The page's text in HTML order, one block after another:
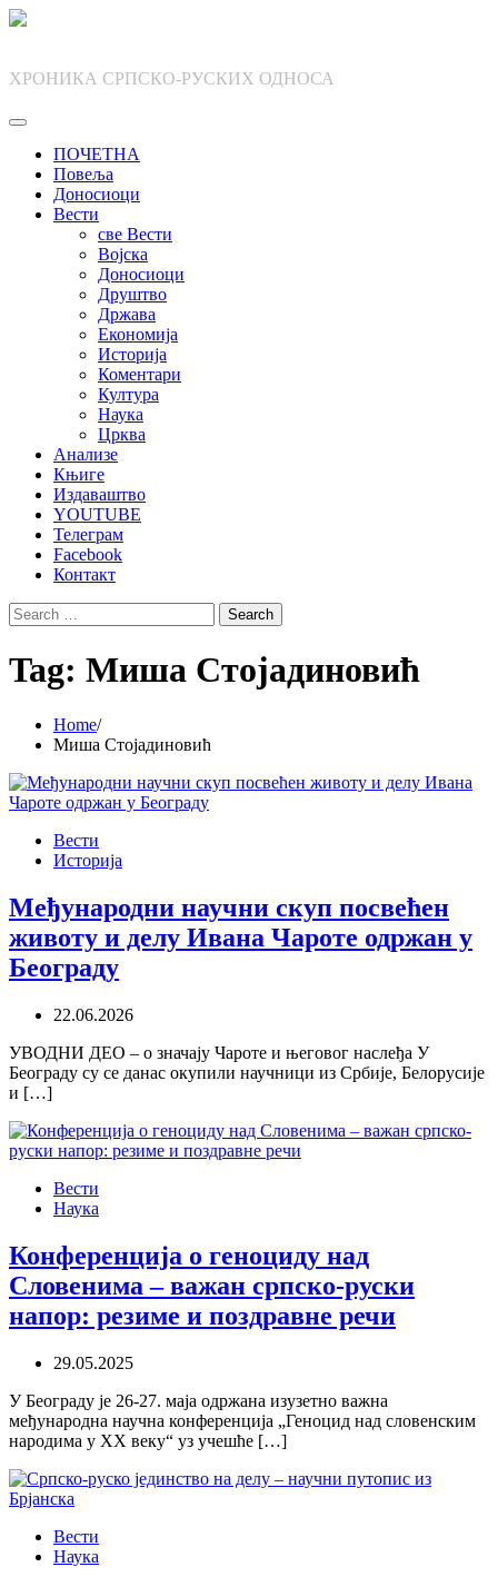
Skip
ХРОНИКА СРПСКО-РУСКИХ ОДНОСА
ПОЧЕТНА
Повеља
Доносиоци
Вести
све Вести
Војска
Доносиоци
Друштво
Држава
Економија
Историја
Коментари
Култура
Наука
Црква
Анализе
Књиге
Издаваштво
YOUTUBE
Телеграм
Facebook
Контакт
Search
for:
Tag: Миша Стојадиновић
Home
Миша Стојадиновић
Вести
Историја
Међународни научни скуп посвећен
животу и делу Ивана Чароте одржан у
Београду
22.06.2026
УВОДНИ ДЕО – о значају Чароте и његовог наслеђа У
Београду су се данас окупили научници из Србије, Белорусије
и […]
Вести
Наука
Конференција о геноциду над
Словенима – важан српско-руски
напор: резиме и поздравне речи
29.05.2025
У Београду је 26-27. маја одржана изузетно важна
међународна научна конференција „Геноцид над словенским
народима у ХХ веку“ уз учешће […]
Вести
Наука